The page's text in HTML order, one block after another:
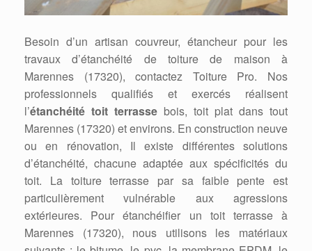
Besoin d’un artisan couvreur, étancheur pour les
travaux d’étanchéité de toiture de maison à
Marennes (17320), contactez Toiture Pro. Nos
professionnels qualifiés et exercés réalisent
l’étanchéité toit terrasse bois, toit plat dans tout
Marennes (17320) et environs. En construction neuve
ou en rénovation, Il existe différentes solutions
d’étanchéité, chacune adaptée aux spécificités du
toit. La toiture terrasse par sa faible pente est
particulièrement vulnérable aux agressions
extérieures. Pour étanchéifier un toit terrasse à
Marennes (17320), nous utilisons les matériaux